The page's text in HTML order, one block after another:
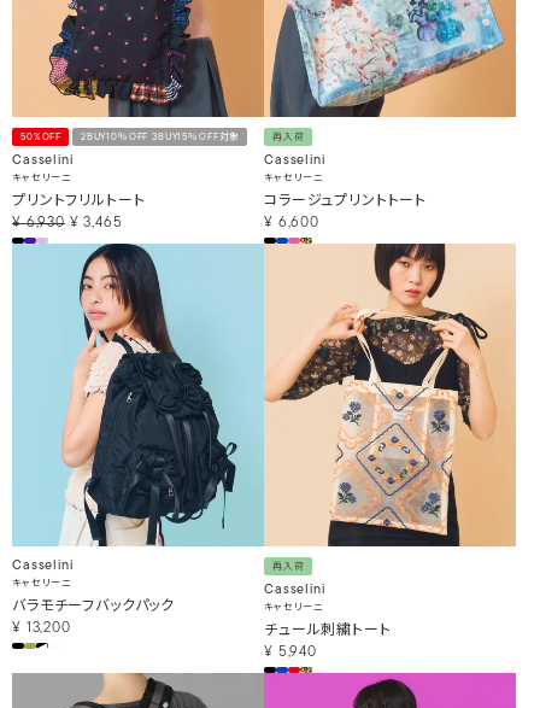
50%OFF 2BUY10％OFF 3BUY15％OFF対象
Casselini
キャセリーニ
プリントフリルトート
¥ 6,930 ¥ 3,465
再入荷
Casselini
キャセリーニ
コラージュプリントトート
¥ 6,600
Casselini
キャセリーニ
バラモチーフバックパック
¥ 13,200
再入荷
Casselini
キャセリーニ
チュール刺繍トート
¥ 5,940